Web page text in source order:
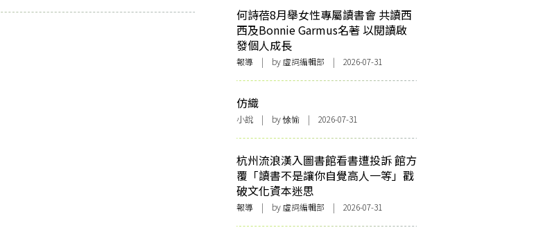
何詩蓓8月舉女性專屬讀書會 共讀西
西及Bonnie Garmus名著 以閱讀啟
發個人成長
報導 | by 虛詞編輯部 | 2026-07-31
仿織
小說 | by 悇愉 | 2026-07-31
杭州流浪漢入圖書館看書遭投訴 館方
覆「讀書不是讓你自覺高人一等」戳
破文化資本迷思
報導 | by 虛詞編輯部 | 2026-07-31